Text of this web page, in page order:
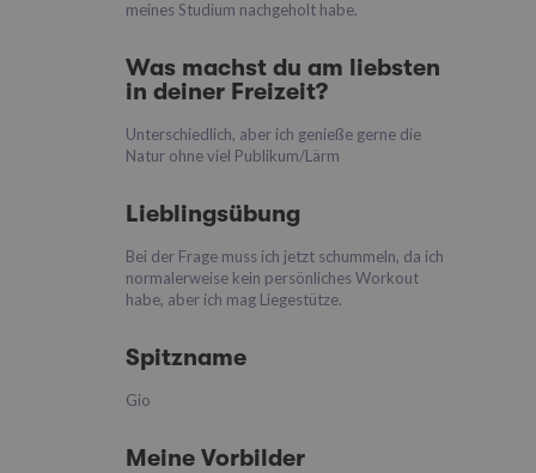
meines Studium nachgeholt habe.
Was machst du am liebsten
in deiner Freizeit?
Unterschiedlich, aber ich genieße gerne die
Natur ohne viel Publikum/Lärm
Lieblingsübung
Bei der Frage muss ich jetzt schummeln, da ich
normalerweise kein persönliches Workout
habe, aber ich mag Liegestütze.
Spitzname
Gio
Meine Vorbilder